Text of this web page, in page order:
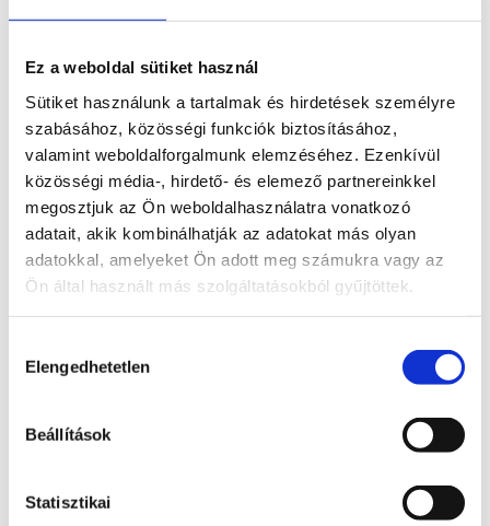
Ez a weboldal sütiket használ
Sütiket használunk a tartalmak és hirdetések személyre
szabásához, közösségi funkciók biztosításához,
valamint weboldalforgalmunk elemzéséhez. Ezenkívül
közösségi média-, hirdető- és elemező partnereinkkel
megosztjuk az Ön weboldalhasználatra vonatkozó
adatait, akik kombinálhatják az adatokat más olyan
adatokkal, amelyeket Ön adott meg számukra vagy az
Ön által használt más szolgáltatásokból gyűjtöttek.
kiválasztása
Elengedhetetlen
Beállítások
Statisztikai
vasútállomásra, vagy a helyközi és távolsági
Szállodánk a Balatont körbe vevő kerékpárúttól csak 1
percre található, így szívesen fogadunk kerékpárosokat
, nekik zárható kerékpártárolót biztosítunk.
A “Família” ahogy csak nálunk szokás mondani komplett
szolgáltatásokkal igyekszik kielégíteni vendégei igényeit.
52 db szoba, ebből 37 kétágyas, 12 háromágyas, és 3
családi apartmann áll rendelkezésre.
vendégeink nagyon szeretik. A környék egyik legnagyobb
uszodájával rendelkezünk mely 27 m hosszú és 26-28 °C
kosárlabdapalánk